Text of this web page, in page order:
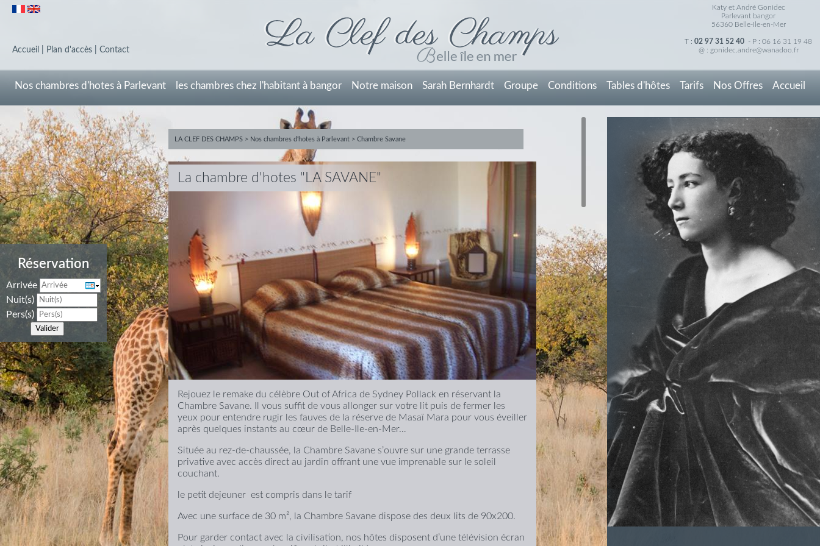
Réservation
Arrivée
Nuit(s)
Pers(s)
Valider
Accueil Plan d'accès Contact
Katy et André Gonidec
Parlevant bangor
56360 Belle-Ile-en-Mer
T : 02 97 31 52 40 - P : 06 16 31 19 48
@ : gonidec.andre@wanadoo.fr
Nos chambres d'hotes à Parlevant les chambres chez l'habitant à bangor Notre maison Sarah Bernhardt Groupe Conditions Tables d'hôtes Tarifs Nos Offres Accueil
LA CLEF DES CHAMPS> Nos chambres d'hotes à Parlevant> Chambre Savane
La chambre d'hotes "LA SAVANE"
Rejouez le remake du célèbre Out of Africa de Sydney Pollack en réservant la
Chambre Savane. Il vous suffit de vous allonger sur votre lit puis de fermer les
yeux pour entendre rugir les fauves de la réserve de Masaï Mara pour vous éveiller
après quelques instants au cœur de Belle-Ile-en-Mer…
Située au rez-de-chaussée, la Chambre Savane s’ouvre sur une grande terrasse
privative avec accès direct au jardin offrant une vue imprenable sur le soleil
couchant.
le petit dejeuner est compris dans le tarif
Avec une surface de 30 m², la Chambre Savane dispose des deux lits de 90x200.
Pour garder contact avec la civilisation, nos hôtes disposent d’une télévision écran